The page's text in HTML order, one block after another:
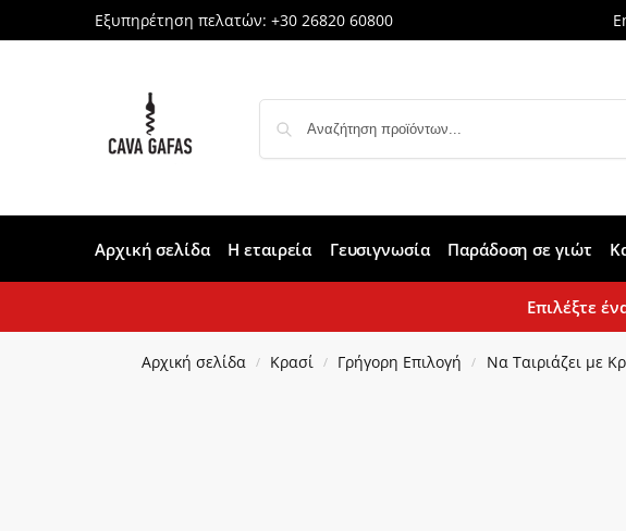
Εξυπηρέτηση πελατών: +30 26820 60800
Αρχική σελίδα Η εταιρεία Γευσιγνωσία Παράδοση σε γιώτ
Επιλέξτε
Αρχική σελίδα / Κρασί / Γρήγορη Επιλογή / Να Ταιριάζει με